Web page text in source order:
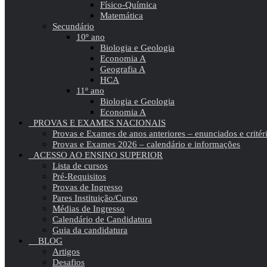
Físico-Química
Matemática
Secundário
10º ano
Biologia e Geologia
Economia A
Geografia A
HCA
11º ano
Biologia e Geologia
Economia A
PROVAS E EXAMES NACIONAIS
Provas e Exames de anos anteriores – enunciados e
Provas e Exames 2026 – calendário e informações
ACESSO AO ENSINO SUPERIOR
Lista de cursos
Pré-Requisitos
Provas de Ingresso
Pares Instituição/Curso
Médias de Ingresso
Calendário de Candidatura
Guia da candidatura
BLOG
Artigos
Desafios